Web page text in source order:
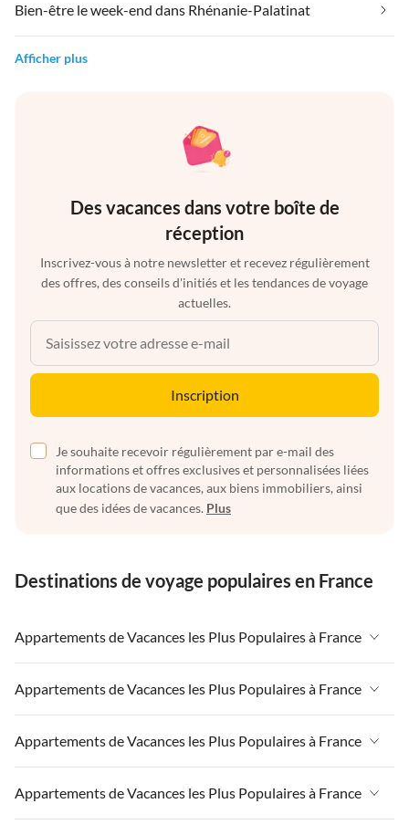
Bien-être le week-end dans Rhénanie-Palatinat
Afficher plus
Des vacances dans votre boîte de
réception
Inscrivez-vous à notre newsletter et recevez régulièrement
des offres, des conseils d'initiés et les tendances de voyage
actuelles.
Inscription
Je souhaite recevoir régulièrement par e-mail des
informations et offres exclusives et personnalisées liées
aux locations de vacances, aux biens immobiliers, ainsi
que des idées de vacances. Plus
Destinations de voyage populaires en France
Appartements de Vacances les Plus Populaires à France
Appartements de Vacances à France
Appartements de Vacances à Paris-Ile de France
Appartements de Vacances à Paris
Appartements de Vacances à Côte atlantique
Appartements de Vacances les Plus Populaires à France
Appartements de Vacances à France
Appartements de Vacances à Paris-Ile de France
Appartements de Vacances à Paris
Appartements de Vacances les Plus Populaires à France
Appartements de Vacances à France
Appartements de Vacances à Paris-Ile de France
Appartements de Vacances les Plus Populaires à France